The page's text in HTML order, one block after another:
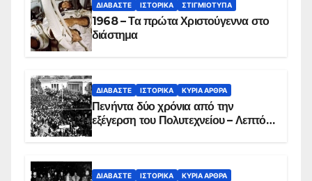
ΔΙΑΒΆΣΤΕ ΙΣΤΟΡΙΚΆ ΣΤΙΓΜΙΌΤΥΠΑ
1968 – Τα πρώτα Χριστούγεννα στο
διάστημα
ΔΙΑΒΆΣΤΕ ΙΣΤΟΡΙΚΆ ΚΥΡΙΑ ΑΡΘΡΑ
Πενήντα δύο χρόνια από την
εξέγερση του Πολυτεχνείου – Λεπτό
ΔΙΑΒΆΣΤΕ ΙΣΤΟΡΙΚΆ ΚΥΡΙΑ ΑΡΘΡΑ